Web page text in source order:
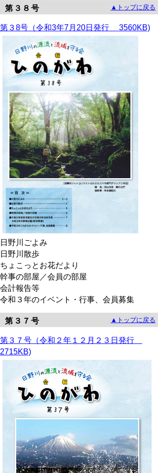
第３８号 ▲トップに戻る
第３8号（令和3年7月20日発行 3560KB)
日野川ごよみ
日野川散歩
ちょこっとお花だより
幹事の部屋／会員の部屋
会計報告等
令和３年のイベント・行事、会員募集
第３７号 ▲トップに戻る
第３７号（令和２年１２月２３日発行
2715KB)